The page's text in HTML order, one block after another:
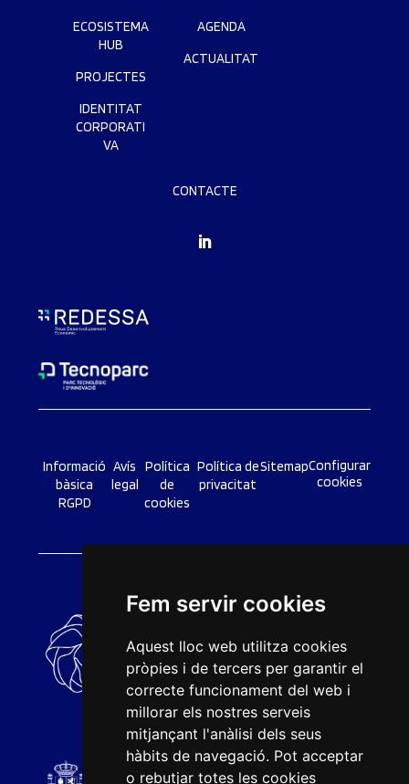
Fem servir cookies
Aquest lloc web utilitza cookies
pròpies i de tercers per garantir el
correcte funcionament del web i
millorar els nostres serveis
mitjançant l'anàlisi dels seus
hàbits de navegació. Pot acceptar
o rebutjar totes les cookies
ECOSISTEMA
HUB
PROJECTES
IDENTITAT
CORPORATI
VA
AGENDA
ACTUALITAT
CONTACTE
Informació
bàsica
RGPD
Avís
legal
Política
de
cookies
Política de
privacitat
SitemapConfigurar
cookies